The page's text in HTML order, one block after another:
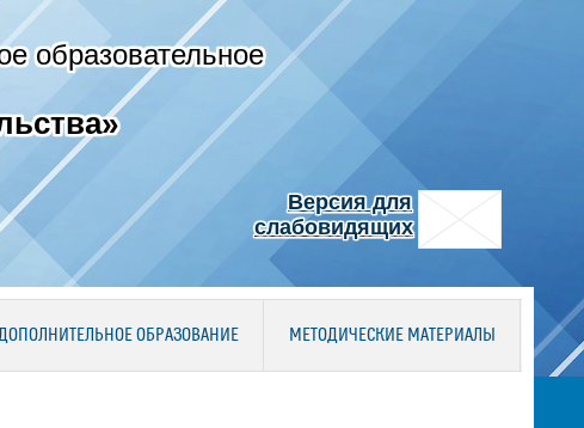
образовательное
Версия для
слабовидящих
ОБРАЗОВАНИЕ МЕТОДИЧЕСКИЕ МАТЕРИАЛЫ